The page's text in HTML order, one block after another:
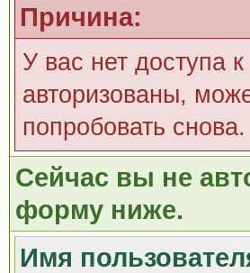
Причина:
У вас нет доступа
авторизованы,
попробовать снова.
Сейчас вы не
форму ниже.
Имя